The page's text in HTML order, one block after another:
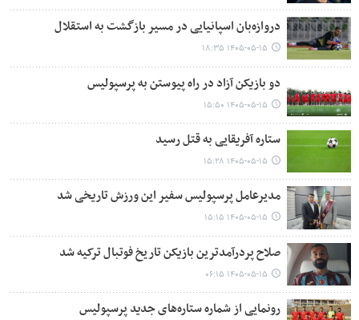
دروازه‌بان اسپانیایی در مسیر بازگشت به استقلال
۱۴۰۵-۰۵-۱۵ ۱۸:۳۵
دو بازیکن آزاد در راه پیوستن به پرسپولیس
۱۴۰۵-۰۵-۱۵ ۱۵:۵۰
ستاره آفریقایی به قتل رسید
۱۴۰۵-۰۵-۱۵ ۱۵:۲۸
مدیرعامل پرسپولیس سفیر این ورزش تاریخی شد
۱۴۰۵-۰۵-۱۵ ۱۵:۱۵
صلاح پردرآمدترین بازیکن تاریخ فوتبال ترکیه شد
۱۴۰۵-۰۵-۱۵ ۰۶:۱۵
رونمایی از شماره ستاره‌های جدید پرسپولیس